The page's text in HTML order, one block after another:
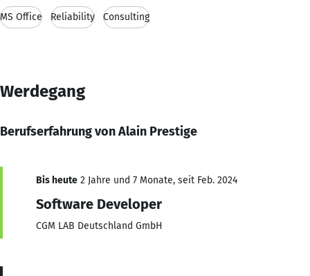
MS Office Reliability Consulting
Werdegang
Berufserfahrung von Alain Prestige
Bis heute 2 Jahre und 7 Monate, seit Feb. 2024
Software Developer
CGM LAB Deutschland GmbH